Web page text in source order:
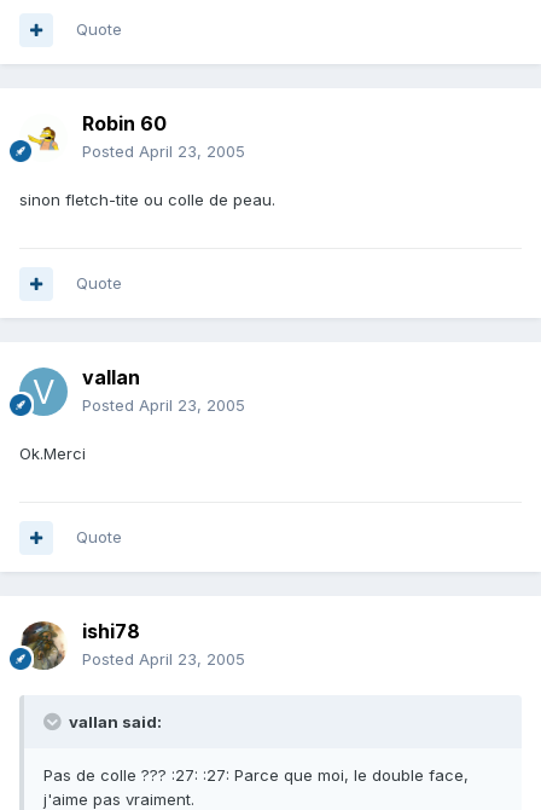
Quote
Robin 60
Posted April 23, 2005
sinon fletch-tite ou colle de peau.
Quote
vallan
Posted April 23, 2005
Ok.Merci
Quote
ishi78
Posted April 23, 2005
vallan said:
Pas de colle ??? :27: :27: Parce que moi, le double face,
j'aime pas vraiment.